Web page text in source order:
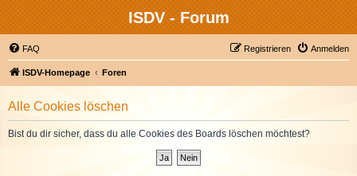
ISDV - Forum
FAQ Anmelden
Registrieren
ISDV-Homepage Foren
Alle Cookies löschen
Bist du dir sicher, dass du alle Cookies des Boards löschen möchtest?